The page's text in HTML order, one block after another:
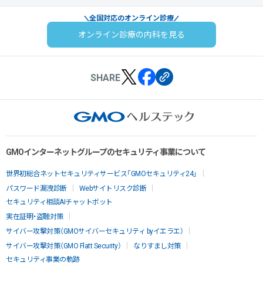
全国対応のオンライン診療
オンライン診療の内科を見る
SHARE
GMOインターネットグループのセキュリティ事業について
世界初総合ネットセキュリティサービス「GMOセキュリティ24」
パスワード漏洩診断
Webサイトリスク診断
セキュリティ相談AIチャットボット
実在証明・盗聴対策
サイバー攻撃対策（GMOサイバーセキュリティ byイエラエ）
サイバー攻撃対策（GMO Flatt Security）
なりすまし対策
セキュリティ事業の軌跡